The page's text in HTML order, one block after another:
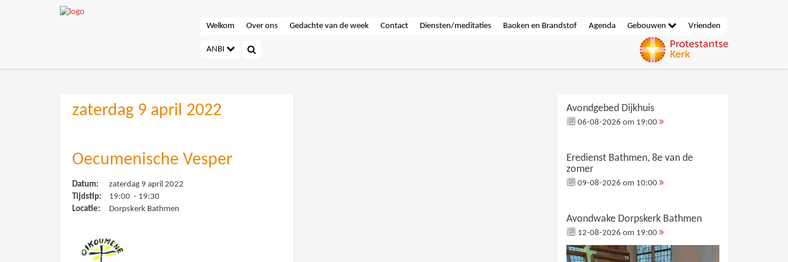
Welkom Over ons Gedachte van de week Contact Diensten/meditaties Baoken en Brandstof Agenda Gebouwen Vrienden
ANBI
zaterdag 9 april 2022
Oecumenische Vesper
Datum:
zaterdag 9 april 2022
Tijdstip:
19:00 - 19:30
Locatie:
Dorpskerk Bathmen
Avondgebed Dijkhuis
06-08-2026 om 19:00
Eredienst Bathmen, 8e van de
zomer
09-08-2026 om 10:00
Avondwake Dorpskerk Bathmen
12-08-2026 om 19:00